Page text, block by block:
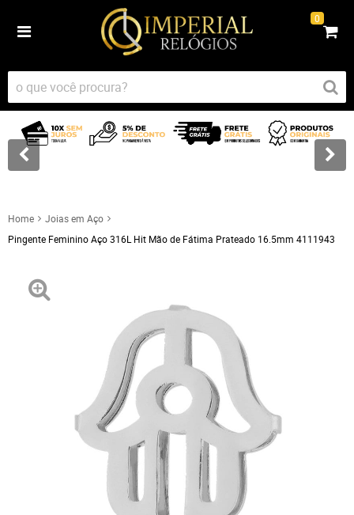
0
Home
Joias em Aço
Pingente Feminino Aço 316L Hit Mão de Fátima Prateado 16.5mm 4111943